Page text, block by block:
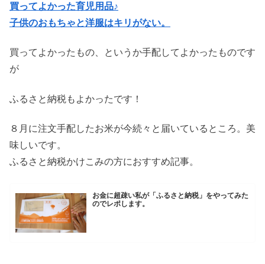
買ってよかった育児用品♪
子供のおもちゃと洋服はキリがない。
買ってよかったもの、というか手配してよかったものです
が
ふるさと納税もよかったです！
８月に注文手配したお米が今続々と届いているところ。美
味しいです。
ふるさと納税かけこみの方におすすめ記事。
お金に超疎い私が「ふるさと納税」をやってみた
のでレポします。